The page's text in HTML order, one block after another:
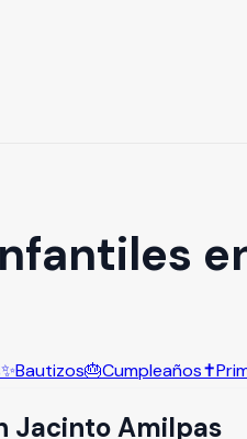
✨Bautizos🎂Cumpleaños✝️
Jacinto Amilpas